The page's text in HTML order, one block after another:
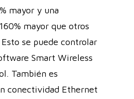
mayor y una
mayor que otros
se puede controlar
Smart Wireless
También es
conectividad Ethernet